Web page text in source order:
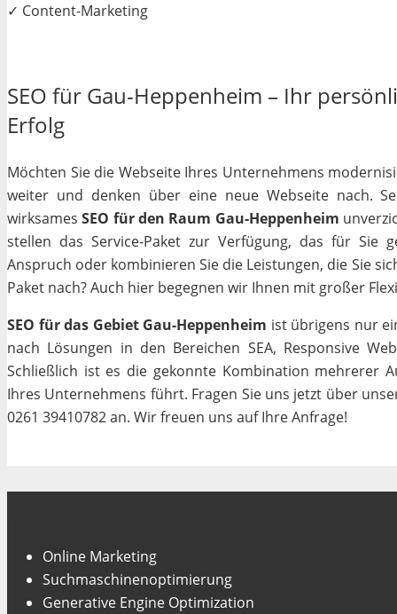
✓ Content-Marketing
SEO für Gau-Heppenheim – Ihr
Erfolg
Möchten Sie die Webseite Ihres Unternehmens
weiter und denken über eine neue Webseite nach.
wirksamesSEO für den Raum Gau-Heppenheim
stellen das Service-Paket zur Verfügung, das für Sie
Anspruch oder kombinieren Sie die Leistungen, die Sie
Paket nach? Auch hier begegnen wir Ihnen mit großer
SEO für das Gebiet Gau-Heppenheim ist übrigens nur
nach Lösungen in den Bereichen SEA, Responsive
Schließlich ist es die gekonnte Kombination mehrerer
Ihres Unternehmens führt. Fragen Sie uns jetzt über
0261 39410782 an. Wir freuen uns auf Ihre Anfrage!
Online Marketing
Suchmaschinenoptimierung
Generative Engine Optimization